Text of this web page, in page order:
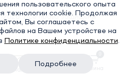
2026. Все права защищены
пользовательского опыта
технологии cookie. Продолжая
Вы соглашаетесь с
на Вашем устройстве на
Политике конфиденциальности.
Подробнее